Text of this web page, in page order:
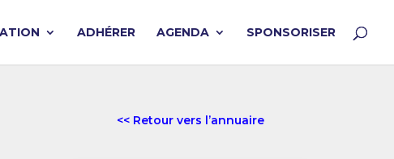
ADHÉRER AGENDA SPONSORISER
<< Retour vers l’annuaire